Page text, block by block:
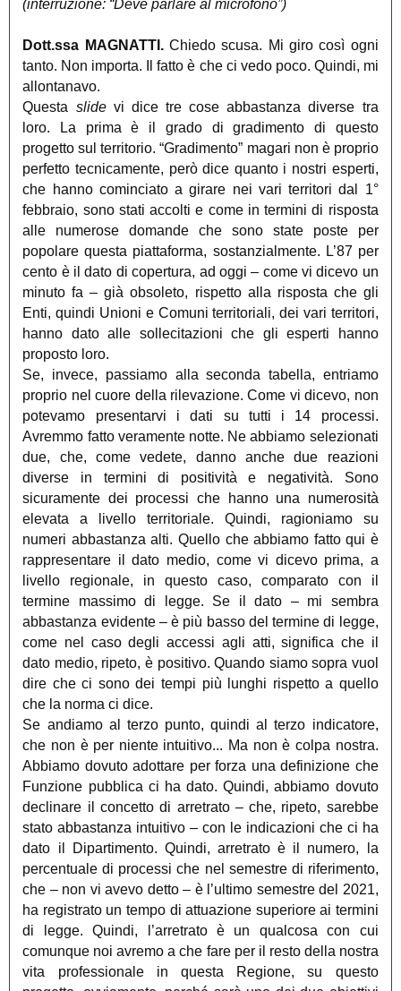
(interruzione: “Deve parlare al microfono”)
Dott.ssa MAGNATTI .Chiedo scusa. Mi giro così ogni
tanto. Non importa. Il fatto è che ci vedo poco. Quindi, mi
allontanavo.
Questa slidevi dice tre cose abbastanza diverse tra
loro. La prima è il grado di gradimento di questo
progetto sul territorio. “Gradimento” magari non è proprio
perfetto tecnicamente, però dice quanto i nostri esperti,
che hanno cominciato a girare nei vari territori dal 1°
febbraio, sono stati accolti e come in termini di risposta
alle numerose domande che sono state poste per
popolare questa piattaforma, sostanzialmente. L’87 per
cento è il dato di copertura, ad oggi ‒ come vi dicevo un
minuto fa ‒ già obsoleto, rispetto alla risposta che gli
Enti, quindi Unioni e Comuni territoriali, dei vari territori,
hanno dato alle sollecitazioni che gli esperti hanno
proposto loro.
Se, invece, passiamo alla seconda tabella, entriamo
proprio nel cuore della rilevazione. Come vi dicevo, non
potevamo presentarvi i dati su tutti i 14 processi.
Avremmo fatto veramente notte. Ne abbiamo selezionati
due, che, come vedete, danno anche due reazioni
diverse in termini di positività e negatività. Sono
sicuramente dei processi che hanno una numerosità
elevata a livello territoriale. Quindi, ragioniamo su
numeri abbastanza alti. Quello che abbiamo fatto qui è
rappresentare il dato medio, come vi dicevo prima, a
livello regionale, in questo caso, comparato con il
termine massimo di legge. Se il dato ‒ mi sembra
abbastanza evidente ‒ è più basso del termine di legge,
come nel caso degli accessi agli atti, significa che il
dato medio, ripeto, è positivo. Quando siamo sopra vuol
dire che ci sono dei tempi più lunghi rispetto a quello
che la norma ci dice.
Se andiamo al terzo punto, quindi al terzo indicatore,
che non è per niente intuitivo... Ma non è colpa nostra.
Abbiamo dovuto adottare per forza una definizione che
Funzione pubblica ci ha dato. Quindi, abbiamo dovuto
declinare il concetto di arretrato ‒ che, ripeto, sarebbe
stato abbastanza intuitivo ‒ con le indicazioni che ci ha
dato il Dipartimento. Quindi, arretrato è il numero, la
percentuale di processi che nel semestre di riferimento,
che ‒ non vi avevo detto ‒ è l’ultimo semestre del 2021,
ha registrato un tempo di attuazione superiore ai termini
di legge. Quindi, l’arretrato è un qualcosa con cui
comunque noi avremo a che fare per il resto della nostra
vita professionale in questa Regione, su questo